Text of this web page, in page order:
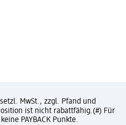
MwSt., zzgl. Pfand und
ist nicht rabattfähig.(#) Für
PAYBACK Punkte.